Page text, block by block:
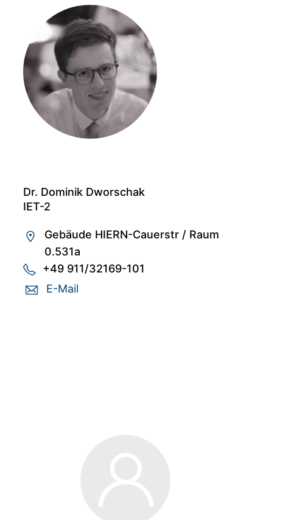
Dr. Dominik Dworschak
IET-2
Gebäude HIERN-Cauerstr / Raum
0.531a
+49 911/32169-101
E-Mail